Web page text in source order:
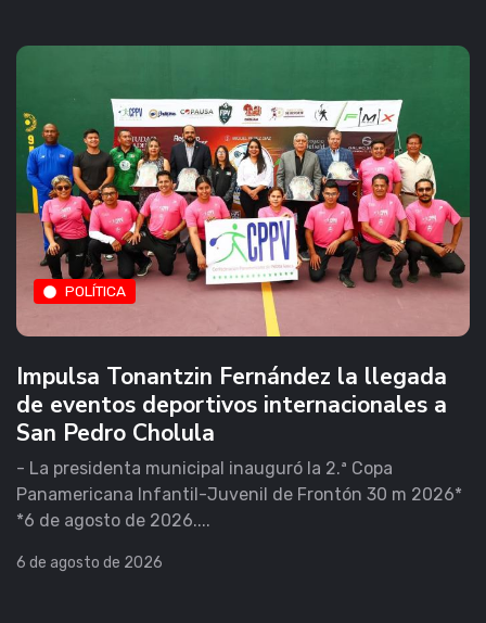
POLÍTICA
Impulsa Tonantzin Fernández la llegada
de eventos deportivos internacionales a
San Pedro Cholula
- La presidenta municipal inauguró la 2.ª Copa
Panamericana Infantil-Juvenil de Frontón 30 m 2026*
*6 de agosto de 2026....
6 de agosto de 2026